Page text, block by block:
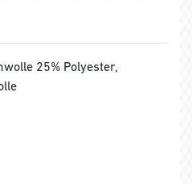
25% Polyester,